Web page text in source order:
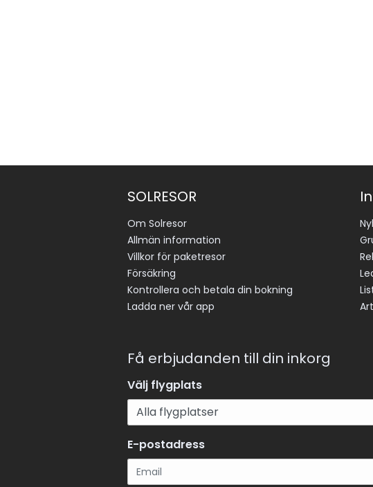
SOLRESOR
Om Solresor
Allmän information
Villkor för paketresor
Försäkring
Kontrollera och betala din bokning
Ladda ner vår app
Få erbjudanden till din inkorg
Välj flygplats
E-postadress